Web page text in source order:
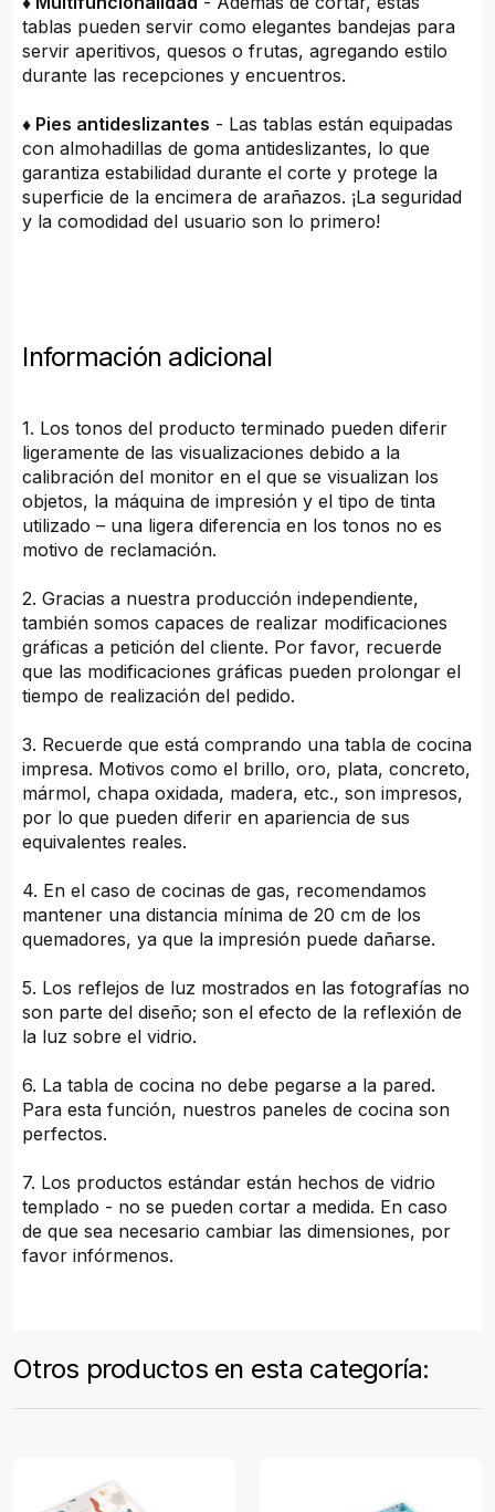
tablas pueden servir como elegantes bandejas para
servir aperitivos, quesos o frutas, agregando estilo
durante las recepciones y encuentros.
♦ Pies antideslizantes - Las tablas están equipadas
con almohadillas de goma antideslizantes, lo que
garantiza estabilidad durante el corte y protege la
superficie de la encimera de arañazos. ¡La seguridad
y la comodidad del usuario son lo primero!
Información adicional
1. Los tonos del producto terminado pueden diferir
ligeramente de las visualizaciones debido a la
calibración del monitor en el que se visualizan los
objetos, la máquina de impresión y el tipo de tinta
utilizado – una ligera diferencia en los tonos no es
motivo de reclamación.
2. Gracias a nuestra producción independiente,
también somos capaces de realizar modificaciones
gráficas a petición del cliente. Por favor, recuerde
que las modificaciones gráficas pueden prolongar el
tiempo de realización del pedido.
3. Recuerde que está comprando una tabla de cocina
impresa. Motivos como el brillo, oro, plata, concreto,
mármol, chapa oxidada, madera, etc., son impresos,
por lo que pueden diferir en apariencia de sus
equivalentes reales.
4. En el caso de cocinas de gas, recomendamos
mantener una distancia mínima de 20 cm de los
quemadores, ya que la impresión puede dañarse.
5. Los reflejos de luz mostrados en las fotografías no
son parte del diseño; son el efecto de la reflexión de
la luz sobre el vidrio.
6. La tabla de cocina no debe pegarse a la pared.
Para esta función, nuestros paneles de cocina son
perfectos.
7. Los productos estándar están hechos de vidrio
templado - no se pueden cortar a medida. En caso
de que sea necesario cambiar las dimensiones, por
favor infórmenos.
Otros productos en esta categoría: